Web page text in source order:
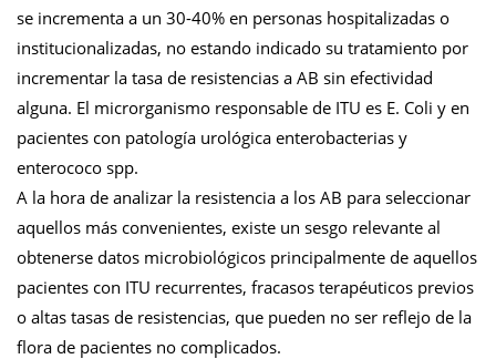
se incrementa a un 30-40% en personas hospitalizadas o
institucionalizadas, no estando indicado su tratamiento por
incrementar la tasa de resistencias a AB sin efectividad
alguna. El microrganismo responsable de ITU es E. Coli y en
pacientes con patología urológica enterobacterias y
enterococo spp.
A la hora de analizar la resistencia a los AB para seleccionar
aquellos más convenientes, existe un sesgo relevante al
obtenerse datos microbiológicos principalmente de aquellos
pacientes con ITU recurrentes, fracasos terapéuticos previos
o altas tasas de resistencias, que pueden no ser reflejo de la
flora de pacientes no complicados.